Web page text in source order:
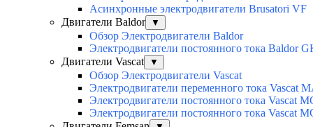
Асинхронные электродвигатели Brusatori VF
Двигатели Baldor
▼
Обзор Электродвигатели Baldor
Электродвигатели постоянного тока Baldor
Двигатели Vascat
▼
Обзор Электродвигатели Vascat
Электродвигатели переменного тока Vascat
Электродвигатели постоянного тока Vascat
Электродвигатели постоянного тока Vascat